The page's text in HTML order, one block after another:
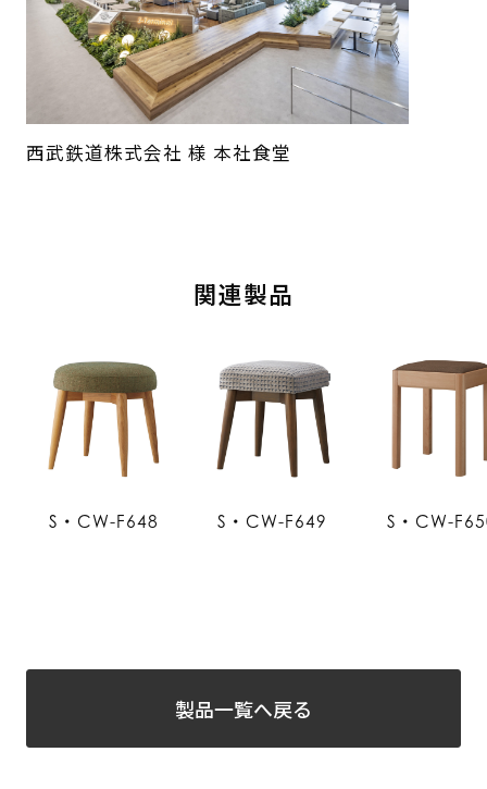
西武鉄道株式会社 様 本社食堂
関連製品
S・CW-F648 S・CW-F649 S・CW-
製品一覧へ戻る